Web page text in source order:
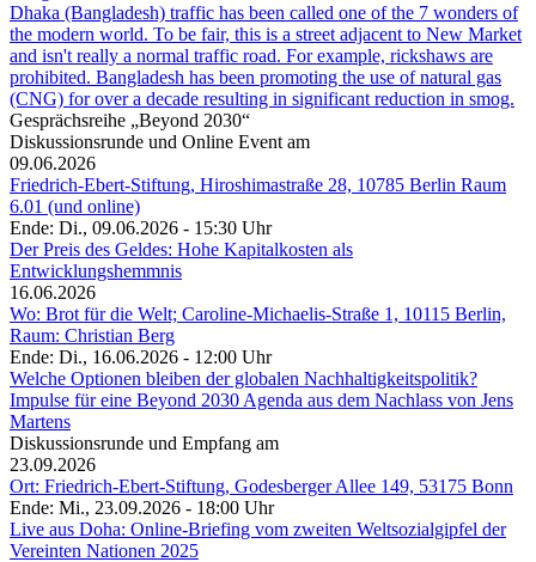
Dhaka (Bangladesh) traffic has been called one of the 7 wonders of
the modern world. To be fair, this is a street adjacent to New Market
and isn't really a normal traffic road. For example, rickshaws are
prohibited. Bangladesh has been promoting the use of natural gas
(CNG) for over a decade resulting in significant reduction in smog.
Gesprächsreihe „Beyond 2030“
Diskussionsrunde und Online Event am
09.06.2026
Friedrich-Ebert-Stiftung, Hiroshimastraße 28, 10785 Berlin Raum
6.01 (und online)
Ende: Di., 09.06.2026 - 15:30 Uhr
Der Preis des Geldes: Hohe Kapitalkosten als
Entwicklungshemmnis
16.06.2026
Wo: Brot für die Welt; Caroline-Michaelis-Straße 1, 10115 Berlin,
Raum: Christian Berg
Ende: Di., 16.06.2026 - 12:00 Uhr
Welche Optionen bleiben der globalen Nachhaltigkeitspolitik?
Impulse für eine Beyond 2030 Agenda aus dem Nachlass von Jens
Martens
Diskussionsrunde und Empfang am
23.09.2026
Ort: Friedrich-Ebert-Stiftung, Godesberger Allee 149, 53175 Bonn
Ende: Mi., 23.09.2026 - 18:00 Uhr
Live aus Doha: Online-Briefing vom zweiten Weltsozialgipfel der
Vereinten Nationen 2025